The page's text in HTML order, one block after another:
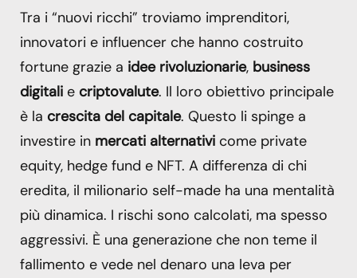
Tra i “nuovi ricchi” troviamo imprenditori,
innovatori e influencer che hanno costruito
fortune grazie a idee rivoluzionarie, business
digitali e criptovalute. Il loro obiettivo principale
è la crescita del capitale. Questo li spinge a
investire in mercati alternativi come private
equity, hedge fund e NFT. A differenza di chi
eredita, il milionario self-made ha una mentalità
più dinamica. I rischi sono calcolati, ma spesso
aggressivi. È una generazione che non teme il
fallimento e vede nel denaro una leva per